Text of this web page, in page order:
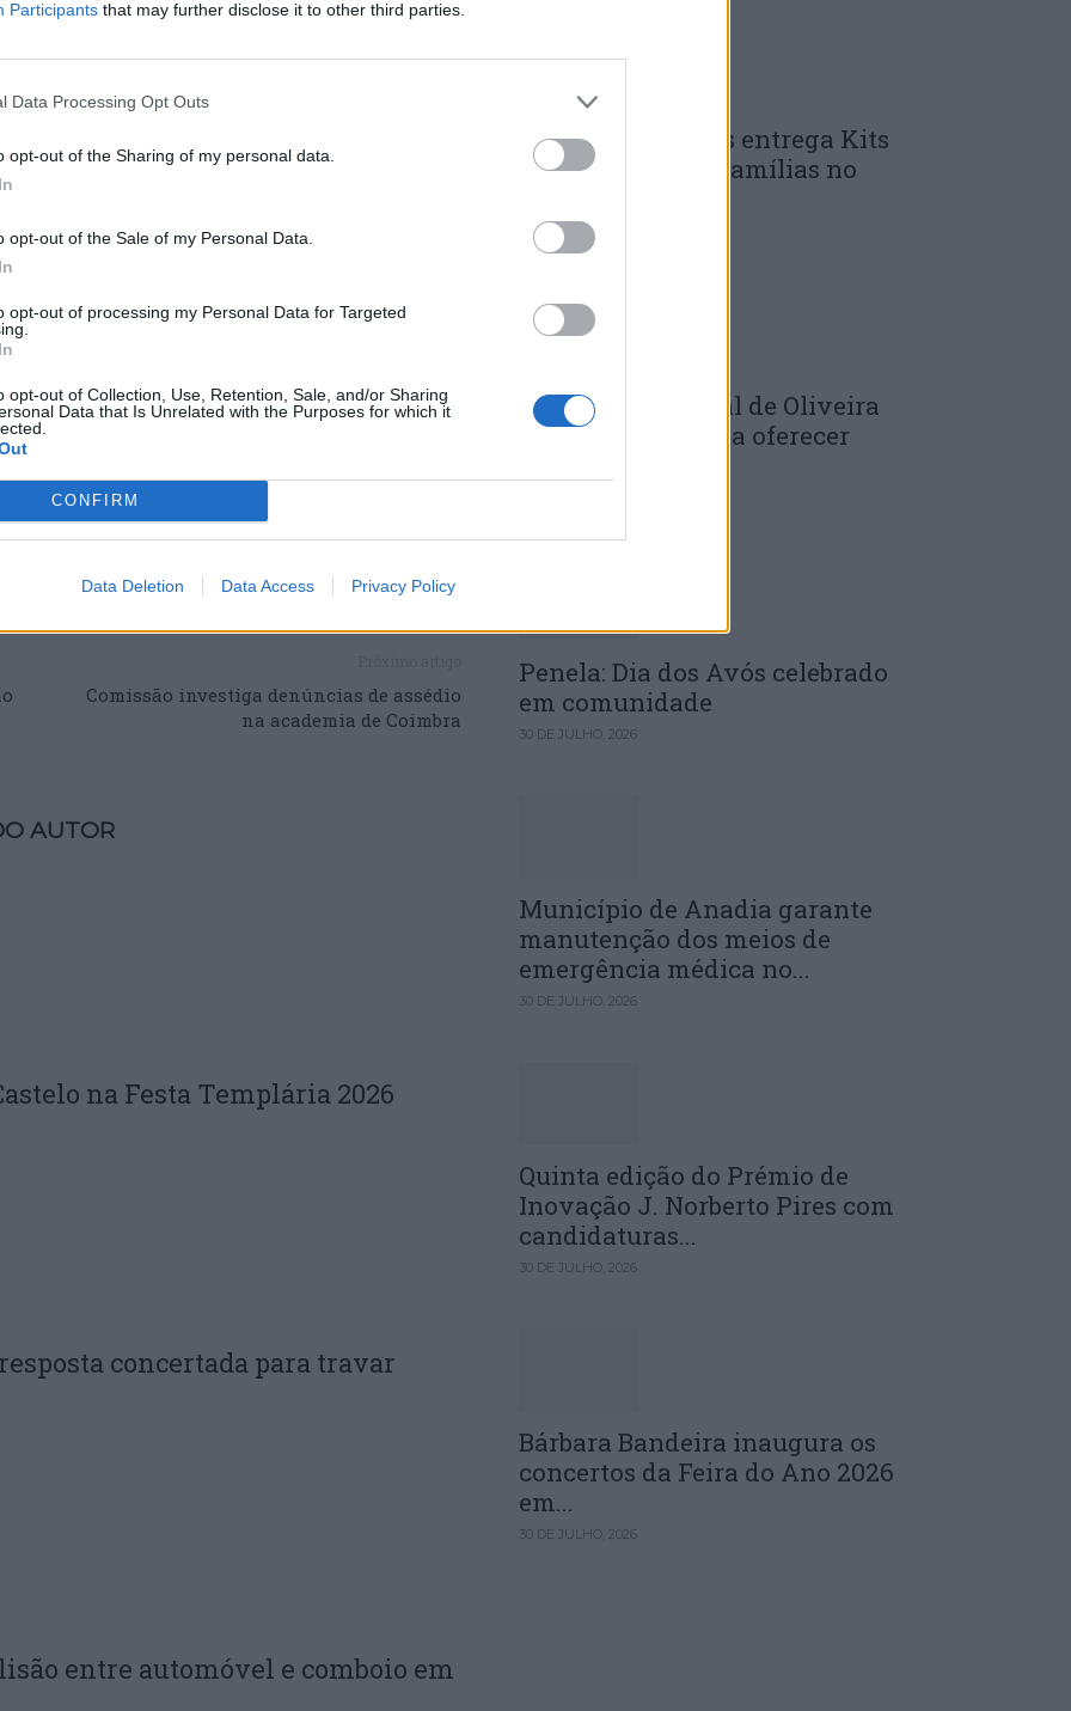
Participants that may further disclose it to other third parties.
Data Processing Opt Outs
opt-out of the Sharing of my personal data.
opt-out of the Sale of my Personal Data.
opt-out of processing my Personal Data for Targeted
opt-out of Collection, Use, Retention, Sale, and/or Sharing
Data that Is Unrelated with the Purposes for which it
CONFIRM
Data Deletion Data Access Privacy Policy
a cabo diligências policiais que
suspeito.
era proveniente de um país fora do espaço
com chapas de matrícula falsas, motivo que
veículo foi constituído arguido e os factos
de Ourém.
“que a chapa de matrícula aposta num veículo
com igual força à de um documento
consubstancia a prática do crime de
Comissão investiga denúncias de assédio
na academia de Coimbra
AUTOR
na Festa Templária 2026
concertada para travar
entre automóvel e comboio em
Município de Góis entrega Kits
Comunitários às famílias no
30 DE JULHO, 2026
Câmara Municipal de Oliveira
do Hospital volta a oferecer
Penela: Dia dos Avós celebrado
em comunidade
30 DE JULHO, 2026
Município de Anadia garante
manutenção dos meios de
emergência médica no...
30 DE JULHO, 2026
Quinta edição do Prémio de
Inovação J. Norberto Pires com
candidaturas...
30 DE JULHO, 2026
Bárbara Bandeira inaugura os
concertos da Feira do Ano 2026
em...
30 DE JULHO, 2026